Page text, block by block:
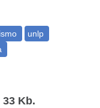
33 Kb.